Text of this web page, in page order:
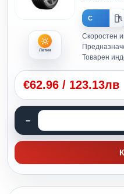
Летни
C
Скоростен
Товарен
€62.96 / 123.13лв